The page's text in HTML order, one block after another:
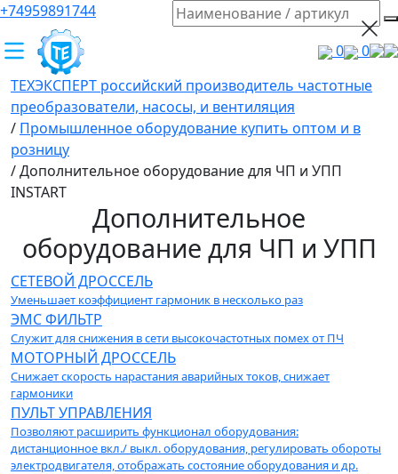
+74959891744
0
0
ТЕХЭКСПЕРТ российский производитель частотные
преобразователи, насосы, и вентиляция
/ Промышленное оборудование купить оптом и в
розницу
/Дополнительное оборудование для ЧП и УПП
INSTART
Дополнительное
оборудование для ЧП и УПП
СЕТЕВОЙ ДРОССЕЛЬ
Уменьшает коэффициент гармоник в несколько раз
ЭМС ФИЛЬТР
Служит для снижения в сети высокочастотных помех от ПЧ
МОТОРНЫЙ ДРОССЕЛЬ
Снижает скорость нарастания аварийных токов, снижает
гармоники
ПУЛЬТ УПРАВЛЕНИЯ
Позволяют расширить функционал оборудования:
дистанционное вкл./ выкл. оборудования, регулировать обороты
электродвигателя, отображать состояние оборудования и др.